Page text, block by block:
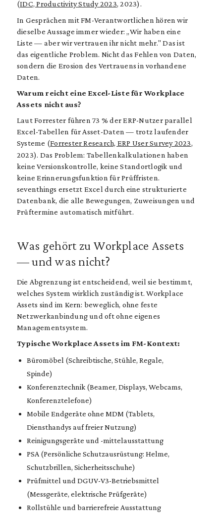
(IDC, Productivity Study 2023, 2023).
In Gesprächen mit FM-Verantwortlichen hören wir
dieselbe Aussage immer wieder: „Wir haben eine
Liste — aber wir vertrauen ihr nicht mehr." Das ist
das eigentliche Problem. Nicht das Fehlen von Daten,
sondern die Erosion des Vertrauens in vorhandene
Daten.
Warum reicht eine Excel-Liste für Workplace
Assets nicht aus?
Laut Forrester führen 73 % der ERP-Nutzer parallel
Excel-Tabellen für Asset-Daten — trotz laufender
Systeme (Forrester Research, ERP User Survey 2023,
2023). Das Problem: Tabellenkalkulationen haben
keine Versionskontrolle, keine Standortlogik und
keine Erinnerungsfunktion für Prüffristen.
seventhings ersetzt Excel durch eine strukturierte
Datenbank, die alle Bewegungen, Zuweisungen und
Prüftermine automatisch mitführt.
Was gehört zu Workplace Assets
— und was nicht?
Die Abgrenzung ist entscheidend, weil sie bestimmt,
welches System wirklich zuständig ist. Workplace
Assets sind im Kern: beweglich, ohne feste
Netzwerkanbindung und oft ohne eigenes
Managementsystem.
Typische Workplace Assets im FM-Kontext:
Büromöbel (Schreibtische, Stühle, Regale,
Spinde)
Konferenztechnik (Beamer, Displays, Webcams,
Konferenztelefone)
Mobile Endgeräte ohne MDM (Tablets,
Diensthandys auf freier Nutzung)
Reinigungsgeräte und -mittelausstattung
PSA (Persönliche Schutzausrüstung: Helme,
Schutzbrillen, Sicherheitsschuhe)
Prüfmittel und DGUV-V3-Betriebsmittel
(Messgeräte, elektrische Prüfgeräte)
Rollstühle und barrierefreie Ausstattung